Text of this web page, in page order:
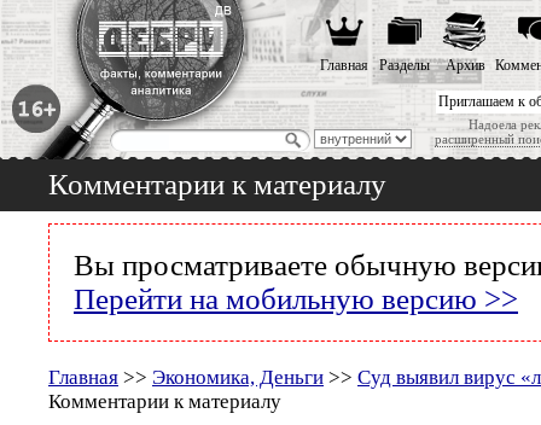
Приглашаем к
Надоела
расширенный
Главная Разделы Архив
Комментарии к материалу
Вы просматриваете обычную
Перейти на мобильную версию >>
Главная >> Экономика, Деньги >> Суд выявил вирус
Комментарии к материалу